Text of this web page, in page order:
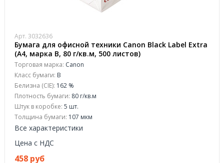
Арт. 3032636
Бумага для офисной техники Canon Black Label Extra
(А4, марка B, 80 г/кв.м, 500 листов)
Торговая марка: Canon
Класс бумаги: B
Белизна (CIE): 162 %
Плотность бумаги: 80 г/кв.м
Штук в коробке: 5 шт.
Толщина бумаги: 107 мкм
Все характеристики
Цена с НДС
458 руб